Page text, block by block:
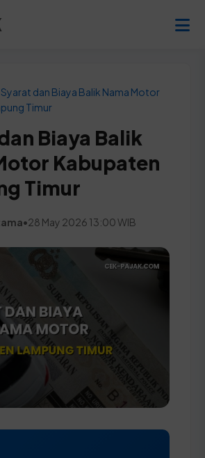
Syarat dan Biaya Balik Nama Motor
Timur
Biaya Balik
Kabupaten
Timur
•28 May 2026 13:00 WIB